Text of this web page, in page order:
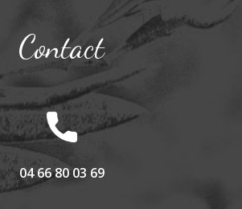
Contact
04 66 80 03 69